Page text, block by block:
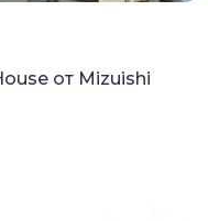
от Mizuishi